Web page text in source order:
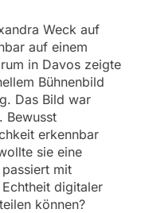
Weck auf
auf einem
in Davos zeigte
Bühnenbild
Das Bild war
Bewusst
erkennbar
sie eine
mit
digitaler
können?